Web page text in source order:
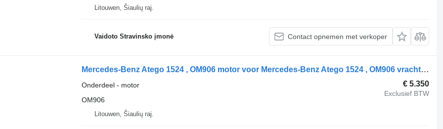
Litouwen, Šiaulių raj.
Vaidoto Stravinsko įmonė Contact opnemen met verkoper
Mercedes-Benz Atego 1524 , OM906 motor voor Mercedes-Benz Atego 1524 , OM906 vrachtwagen
€ 5.350
Exclusief BTW
Onderdeel - motor
OM906
Litouwen, Šiaulių raj.